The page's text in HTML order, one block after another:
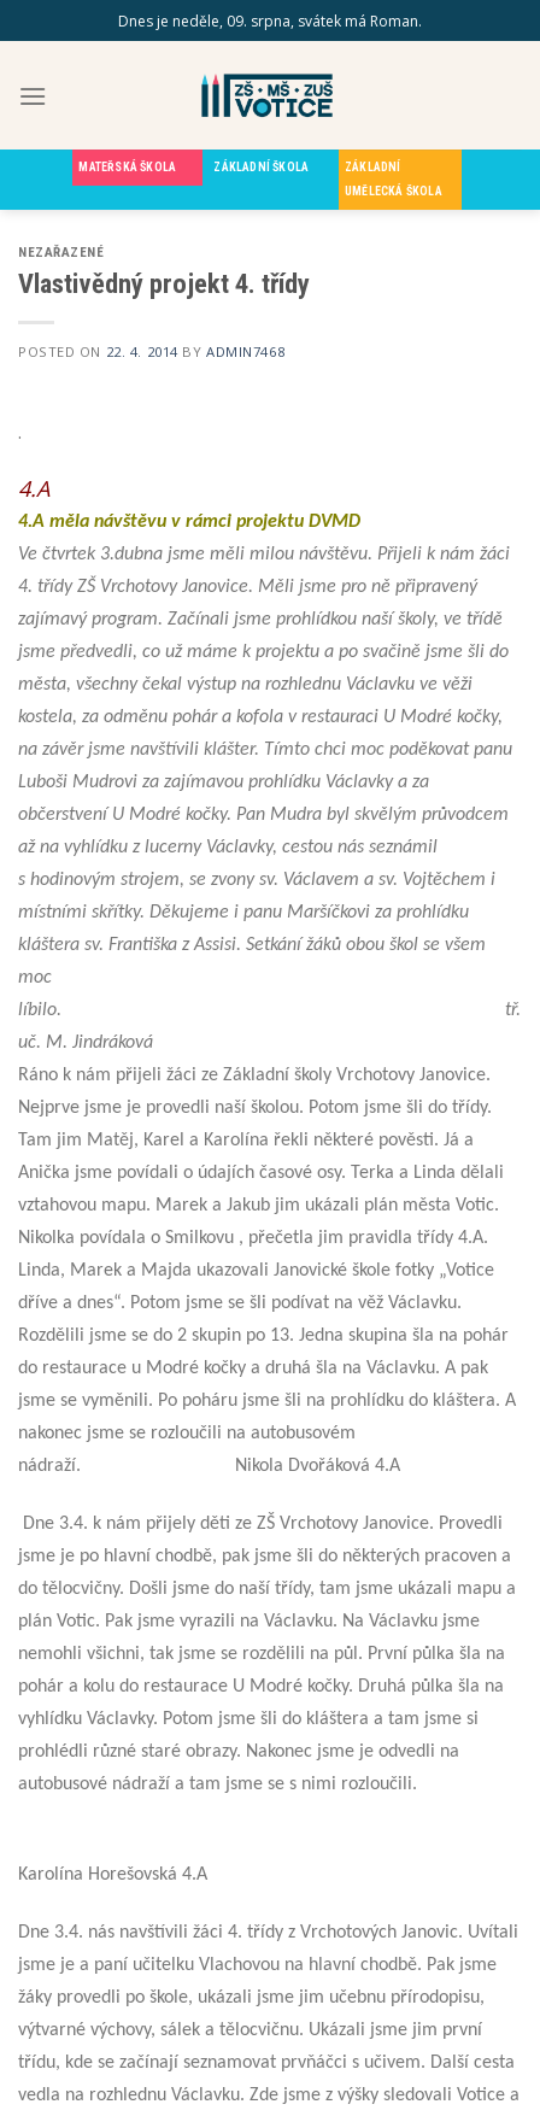
to
Dnes je neděle, 09. srpna, svátek má Roman.
MATEŘSKÁ ŠKOLA ZÁKLADNÍ ŠKOLA
ZÁKLADNÍ
UMĚLECKÁ ŠKOLA
NEZAŘAZENÉ
Vlastivědný projekt 4. třídy
POSTED ON 22. 4. 2014BYADMIN7468
.
4.A
4.A měla návštěvu v rámci projektu DVMD
Ve čtvrtek 3.dubna jsme měli milou návštěvu. Přijeli k nám žáci
4. třídy ZŠ Vrchotovy Janovice. Měli jsme pro ně připravený
zajímavý program. Začínali jsme prohlídkou naší školy, ve třídě
jsme předvedli, co už máme k projektu a po svačině jsme šli do
města, všechny čekal výstup na rozhlednu Václavku ve věži
kostela, za odměnu pohár a kofola v restauraci U Modré kočky,
na závěr jsme navštívili klášter. Tímto chci moc poděkovat panu
Luboši Mudrovi za zajímavou prohlídku Václavky a za
občerstvení U Modré kočky. Pan Mudra byl skvělým průvodcem
až na vyhlídku z lucerny Václavky, cestou nás seznámil
s hodinovým strojem, se zvony sv. Václavem a sv. Vojtěchem i
místními skřítky. Děkujeme i panu Maršíčkovi za prohlídku
kláštera sv. Františka z Assisi. Setkání žáků obou škol se všem
moc
líbilo. tř.
uč. M. Jindráková
Ráno k nám přijeli žáci ze Základní školy Vrchotovy Janovice.
Nejprve jsme je provedli naší školou. Potom jsme šli do třídy.
Tam jim Matěj, Karel a Karolína řekli některé pověsti. Já a
Anička jsme povídali o údajích časové osy. Terka a Linda dělali
vztahovou mapu. Marek a Jakub jim ukázali plán města Votic.
Nikolka povídala o Smilkovu , přečetla jim pravidla třídy 4.A.
Linda, Marek a Majda ukazovali Janovické škole fotky „Votice
dříve a dnes“. Potom jsme se šli podívat na věž Václavku.
Rozdělili jsme se do 2 skupin po 13. Jedna skupina šla na pohár
do restaurace u Modré kočky a druhá šla na Václavku. A pak
jsme se vyměnili. Po poháru jsme šli na prohlídku do kláštera. A
nakonec jsme se rozloučili na autobusovém
nádraží. Nikola Dvořáková 4.A
Dne 3.4. k nám přijely děti ze ZŠ Vrchotovy Janovice. Provedli
jsme je po hlavní chodbě, pak jsme šli do některých pracoven a
do tělocvičny. Došli jsme do naší třídy, tam jsme ukázali mapu a
plán Votic. Pak jsme vyrazili na Václavku. Na Václavku jsme
nemohli všichni, tak jsme se rozdělili na půl. První půlka šla na
pohár a kolu do restaurace U Modré kočky. Druhá půlka šla na
vyhlídku Václavky. Potom jsme šli do kláštera a tam jsme si
prohlédli různé staré obrazy. Nakonec jsme je odvedli na
autobusové nádraží a tam jsme se s nimi rozloučili.
Karolína Horešovská 4.A
Dne 3.4. nás navštívili žáci 4. třídy z Vrchotových Janovic. Uvítali
jsme je a paní učitelku Vlachovou na hlavní chodbě. Pak jsme
žáky provedli po škole, ukázali jsme jim učebnu přírodopisu,
výtvarné výchovy, sálek a tělocvičnu. Ukázali jsme jim první
třídu, kde se začínají seznamovat prvňáčci s učivem. Další cesta
vedla na rozhlednu Václavku. Zde jsme z výšky sledovali Votice a